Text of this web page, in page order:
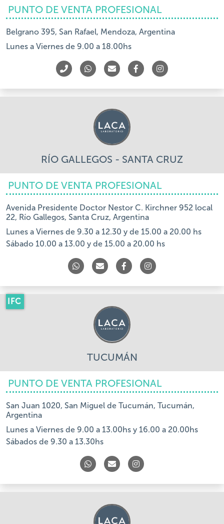
PUNTO DE VENTA PROFESIONAL
Belgrano 395, San Rafael, Mendoza, Argentina
Lunes a Viernes de 9.00 a 18.00hs
RÍO GALLEGOS - SANTA CRUZ
PUNTO DE VENTA PROFESIONAL
Avenida Presidente Doctor Nestor C. Kirchner 952 local
22, Río Gallegos, Santa Cruz, Argentina
Lunes a Viernes de 9.30 a 12.30 y de 15.00 a 20.00 hs
Sábado 10.00 a 13.00 y de 15.00 a 20.00 hs
IFC
TUCUMÁN
PUNTO DE VENTA PROFESIONAL
San Juan 1020, San Miguel de Tucumán, Tucumán,
Argentina
Lunes a Viernes de 9.00 a 13.00hs y 16.00 a 20.00hs
Sábados de 9.30 a 13.30hs